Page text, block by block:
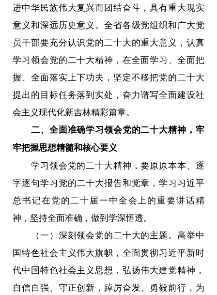
进中华民族伟大复兴而团结奋斗，具有重大现实
意义和深远历史意义。全省各级党组织和广大党
员干部要充分认识党的二十大的重大意义，认真
学习领会党的二十大精神，在全面学习、全面把
握、全面落实上下功夫，坚定不移把党的二十大
提出的目标任务落到实处，奋力谱写全面建设社
会主义现代化新吉林精彩篇章。
二、全面准确学习领会党的二十大精神，牢
牢把握思想精髓和核心要义
学习领会党的二十大精神，要原原本本、逐
字逐句学习党的二十大报告和党章，学习习近平
总书记在党的二十届一中全会上的重要讲话精
神，坚持全面准确，做到学深悟透。
（一）深刻领会党的二十大的主题。高举中
国特色社会主义伟大旗帜，全面贯彻习近平新时
代中国特色社会主义思想，弘扬伟大建党精神，
自信自强、守正创新，踔厉奋发、勇毅前行，为